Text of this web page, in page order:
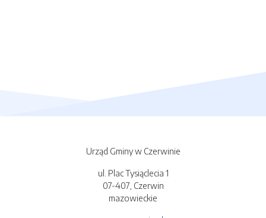
Urząd Gminy w Czerwinie
ul. Plac Tysiąclecia 1
07-407, Czerwin
mazowieckie